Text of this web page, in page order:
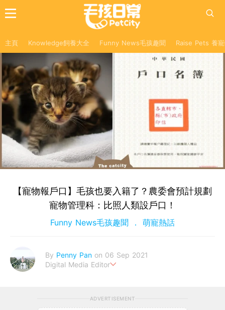
主頁 Knowledge飼養大全 Funny News毛孩趣聞 Raise Pets 養
【寵物報戶口】毛孩也要入籍了？農委會預計規劃
寵物管理科：比照人類設戶口！
Funny News毛孩趣聞 萌寵熱話
By Penny Pan on 06 Sep 2021
Digital Media Editor
ADVERTISEMENT